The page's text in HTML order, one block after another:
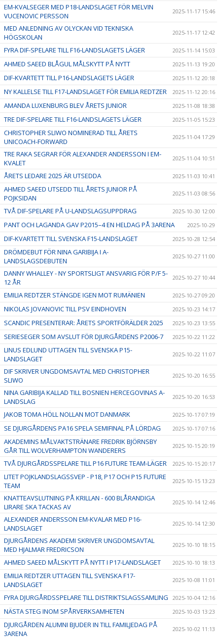
EM-KVALSEGER MED P18-LANDSLAGET FÖR MELVIN
VUCENOVIC PERSSON
2025-11-17 15:46
MED ANLEDNING AV OLYCKAN VID TEKNISKA
HÖGSKOLAN
2025-11-17 12:42
FYRA DIF-SPELARE TILL F16-LANDSLAGETS LÄGER 2025-11-14 15:03
AHMED SAEED BLÅGUL MÅLSKYTT PÅ NYTT 2025-11-13 19:20
DIF-KVARTETT TILL P16-LANDSLAGETS LÄGER 2025-11-12 20:18
NY KALLELSE TILL F17-LANDSLAGET FÖR EMILIA REDTZER 2025-11-12 20:16
AMANDA LUXENBURG BLEV ÅRETS JUNIOR 2025-11-08 18:38
TRE DIF-SPELARE TILL F16-LANDSLAGETS LÄGER 2025-11-05 15:23
CHRISTOPHER SLIWO NOMINERAD TILL ÅRETS
UNICOACH-FORWARD
2025-11-04 17:29
TRE RAKA SEGRAR FÖR ALEXANDER ANDERSSON I EM-
KVALET
2025-11-04 10:51
ÅRETS LEDARE 2025 ÄR UTSEDDA 2025-11-03 10:41
AHMED SAEED UTSEDD TILL ÅRETS JUNIOR PÅ
POJKSIDAN
2025-11-03 08:56
TVÅ DIF-SPELARE PÅ U-LANDSLAGSUPPDRAG 2025-10-30 12:00
PANT OCH LAGANDA GAV P2015–4 EN HELDAG PÅ 3ARENA 2025-10-29
DIF-KVARTETT TILL SVENSKA F15-LANDSLAGET 2025-10-28 12:54
DRÖMDEBUT FÖR NINA GARIBIJA I A-
LANDSLAGSDEBUTEN
2025-10-27 11:00
DANNY WHALLEY - NY SPORTSLIGT ANSVARIG FÖR P/F 5-
12 ÅR
2025-10-27 10:44
EMILIA REDTZER STÄNGDE IGEN MOT RUMÄNIEN 2025-10-27 09:20
NIKOLAS JOVANOVIC TILL PSV EINDHOVEN 2025-10-23 14:17
SCANDIC PRESENTERAR: ÅRETS SPORTFÖRÄLDER 2025 2025-10-23 13:55
SERIESEGER SOM AVSLUT FÖR DJURGÅRDENS P2006-7 2025-10-22 11:22
LINUS EDLUND UTTAGEN TILL SVENSKA P15-
LANDSLAGET
2025-10-22 11:07
DIF SKRIVER UNGDOMSAVTAL MED CHRISTOPHER
SLIWO
2025-10-20 16:55
NINA GARIBIJA KALLAD TILL BOSNIEN HERCEGOVINAS A-
LANDSLAG
2025-10-20 16:53
JAKOB TOMA HÖLL NOLLAN MOT DANMARK 2025-10-17 07:19
SE DJURGÅRDENS PA16 SPELA SEMIFINAL PÅ LÖRDAG 2025-10-17 07:16
AKADEMINS MÅLVAKTSTRÄNARE FREDRIK BJÖRNSBY
GÅR TILL WOLVERHAMPTON WANDERERS
2025-10-15 20:19
TVÅ DJURGÅRDSSPELARE TILL P16 FUTURE TEAM-LÄGER 2025-10-15 20:17
LITET POJKLANDSLAGSSVEP - P18, P17 OCH P15 FUTURE
TEAM
2025-10-15 13:23
KNATTEAVSLUTNING PÅ KRILLAN - 600 BLÅRANDIGA
LIRARE SKA TACKAS AV
2025-10-14 12:46
ALEXANDER ANDERSSON EM-KVALAR MED P16-
LANDSLAGET
2025-10-14 12:30
DJURGÅRDENS AKADEMI SKRIVER UNGDOMSAVTAL
MED HJALMAR FREDRICSON
2025-10-10 18:15
AHMED SAEED MÅLSKYTT PÅ NYTT I P17-LANDSLAGET 2025-10-10 18:13
EMILIA REDTZER UTTAGEN TILL SVENSKA F17-
LANDSLAGET
2025-10-08 11:01
FYRA DJURGÅRDSSPELARE TILL DISTRIKTSLAGSSAMLING 2025-10-04 12:16
NÄSTA STEG INOM SPÅRVERKSAMHETEN 2025-10-03 13:23
DJURGÅRDEN ALUMNI BJUDER IN TILL FAMILJEDAG PÅ
3ARENA
2025-10-02 11:13